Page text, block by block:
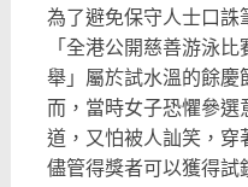
為了避免保守人士口誅
「全港公開慈善游泳
舉」屬於試水溫的餘慶
而，當時女子恐懼參選
道，又怕被人訕笑，穿
儘管得獎者可以獲得試